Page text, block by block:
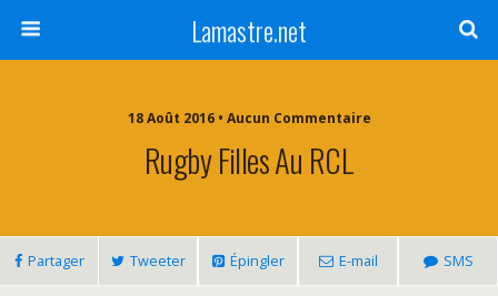
Lamastre.net
18 Août 2016 • Aucun Commentaire
Rugby Filles Au RCL
Partager Tweeter Épingler E-mail SMS